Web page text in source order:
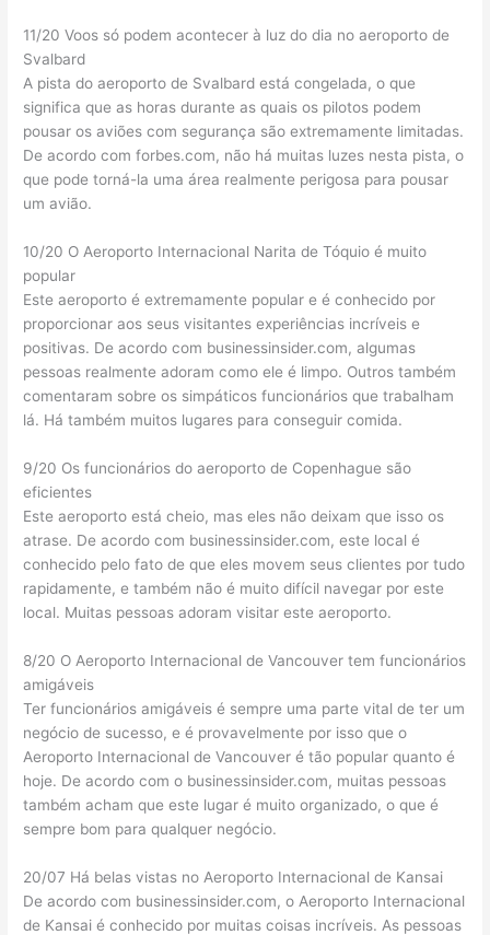
11/20 Voos só podem acontecer à luz do dia no aeroporto de
Svalbard
A pista do aeroporto de Svalbard está congelada, o que
significa que as horas durante as quais os pilotos podem
pousar os aviões com segurança são extremamente limitadas.
De acordo com forbes.com, não há muitas luzes nesta pista, o
que pode torná-la uma área realmente perigosa para pousar
um avião.
10/20 O Aeroporto Internacional Narita de Tóquio é muito
popular
Este aeroporto é extremamente popular e é conhecido por
proporcionar aos seus visitantes experiências incríveis e
positivas. De acordo com businessinsider.com, algumas
pessoas realmente adoram como ele é limpo. Outros também
comentaram sobre os simpáticos funcionários que trabalham
lá. Há também muitos lugares para conseguir comida.
9/20 Os funcionários do aeroporto de Copenhague são
eficientes
Este aeroporto está cheio, mas eles não deixam que isso os
atrase. De acordo com businessinsider.com, este local é
conhecido pelo fato de que eles movem seus clientes por tudo
rapidamente, e também não é muito difícil navegar por este
local. Muitas pessoas adoram visitar este aeroporto.
8/20 O Aeroporto Internacional de Vancouver tem funcionários
amigáveis
Ter funcionários amigáveis ​​é sempre uma parte vital de ter um
negócio de sucesso, e é provavelmente por isso que o
Aeroporto Internacional de Vancouver é tão popular quanto é
hoje. De acordo com o businessinsider.com, muitas pessoas
também acham que este lugar é muito organizado, o que é
sempre bom para qualquer negócio.
20/07 Há belas vistas no Aeroporto Internacional de Kansai
De acordo com businessinsider.com, o Aeroporto Internacional
de Kansai é conhecido por muitas coisas incríveis. As pessoas